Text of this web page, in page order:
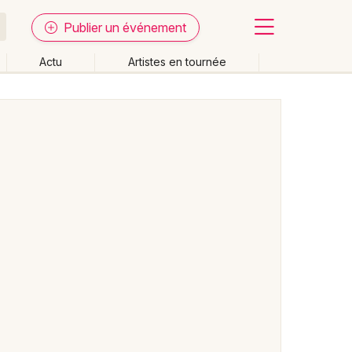
Publier un événement
Actu Artistes en tournée